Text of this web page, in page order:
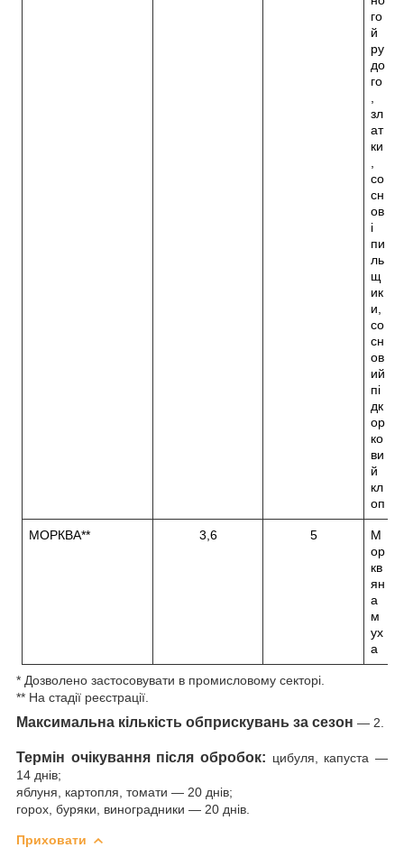
го
й
ру
до
го
зл
ат
ки
со
сн
ов
і
пи
ль
щ
ик
и,
со
сн
ов
ий
пі
дк
ор
ко
ви
й
кл
оп
МОРКВА** 3,6 5
М
ор
кв
ян
а
м
ух
а
* Дозволено застосовувати в промисловому секторі.
** На стадії реєстрації.
Максимальна кількість обприскувань за сезон — 2.
Термін очікування після обробок: цибуля, капуста —
14 днів;
яблуня, картопля, томати — 20 днів;
горох, буряки, виноградники — 20 днів.
Приховати